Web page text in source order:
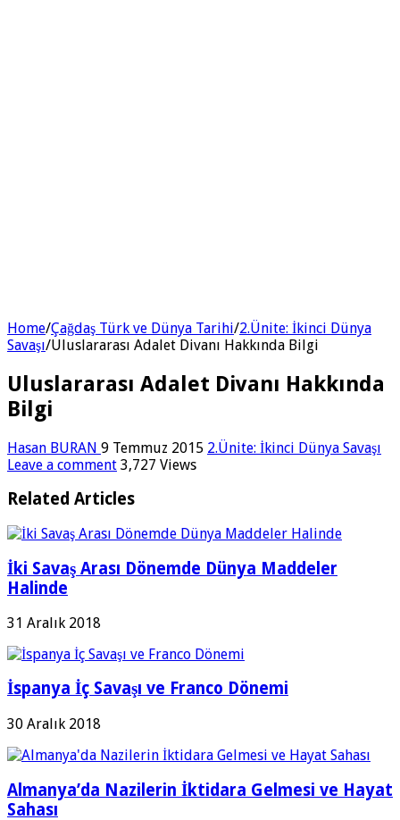
Home/Çağdaş Türk ve Dünya Tarihi/2.Ünite: İkinci Dünya
Savaşı/Uluslararası Adalet Divanı Hakkında Bilgi
Uluslararası Adalet Divanı Hakkında
Bilgi
Hasan BURAN 9 Temmuz 2015 2.Ünite: İkinci Dünya Savaşı
Leave a comment 3,727 Views
Related Articles
İki Savaş Arası Dönemde Dünya Maddeler
Halinde
31 Aralık 2018
İspanya İç Savaşı ve Franco Dönemi
30 Aralık 2018
Almanya’da Nazilerin İktidara Gelmesi ve Hayat
Sahası